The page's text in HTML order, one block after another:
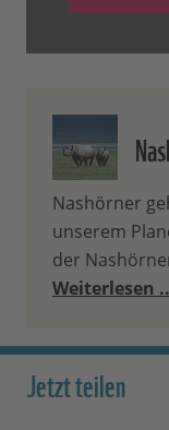
Nashörner
unserem
der
Weiterlesen
Jetzt teilen